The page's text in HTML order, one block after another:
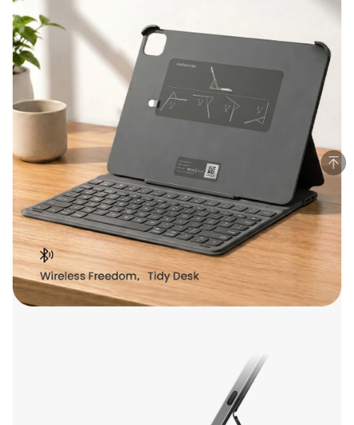
Trusted Shops
www.vapepieoutlet.com
Geprüft & zertifiziert von Trusted Shops.
SSL-Verschlüsselung Zertifiziert
99% Zufriedene Kunden Zertifiziert
Geprüftes Unternehmen Zertifiziert
Datenschutz nach DSGVO Zertifiziert